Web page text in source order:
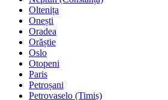
Oltenița
Onești
Oradea
Orăștie
Oslo
Otopeni
Paris
Petroșani
Petrovaselo (Timiș)